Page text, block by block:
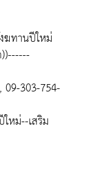
ฆทานปีใหม่
09-303-754-
หม่--เสริม